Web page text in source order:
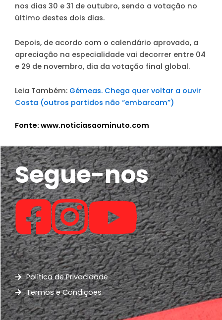
nos dias 30 e 31 de outubro, sendo a votação no
último destes dois dias.
Depois, de acordo com o calendário aprovado, a
apreciação na especialidade vai decorrer entre 04
e 29 de novembro, dia da votação final global.
Leia Também: Gémeas. Chega quer voltar a ouvir
Costa (outros partidos não “embarcam”)
Fonte: www.noticiasaominuto.com
Segue-nos
Política de Privacidade
Termos e Condições